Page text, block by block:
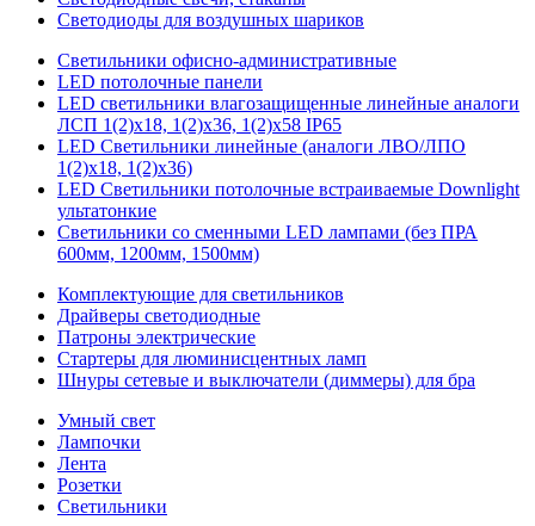
Светодиоды для воздушных шариков
Светильники офисно-административные
LED потолочные панели
LED светильники влагозащищенные линейные аналоги
ЛСП 1(2)х18, 1(2)х36, 1(2)х58 IP65
LED Светильники линейные (аналоги ЛВО/ЛПО
1(2)х18, 1(2)х36)
LED Светильники потолочные встраиваемые Downlight
ультатонкие
Светильники со сменными LED лампами (без ПРА
600мм, 1200мм, 1500мм)
Комплектующие для светильников
Драйверы светодиодные
Патроны электрические
Стартеры для люминисцентных ламп
Шнуры сетевые и выключатели (диммеры) для бра
Умный свет
Лампочки
Лента
Розетки
Светильники